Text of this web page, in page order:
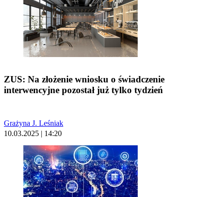
ZUS: Na złożenie wniosku o świadczenie
interwencyjne pozostał już tylko tydzień
Grażyna J. Leśniak
10.03.2025 | 14:20